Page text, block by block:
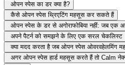
ओपन स्पेस का डर क्या है?
कैसे ओपन स्पेस थ्रिएटिंग महसूस कर सकते हैं
ओपन स्पेस के डर से अगोराफोबिया नहीं: जब एक
अपने पैटर्न को समझने के लिए एक सरल चेकलिस्ट
क्या मदद करता है जब ओपन स्पेस ओवरवहेलमिंग
अगर ओपन स्पेस हार्ड महसूस करते हैं तो Calm